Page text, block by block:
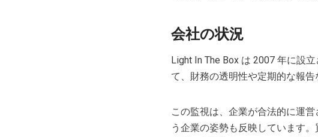
会社の状況
Light In The Box は 2007 年に設
て、財務の透明性や定期的な報
この監視は、企業が合法的に運
う企業の姿勢も反映しています